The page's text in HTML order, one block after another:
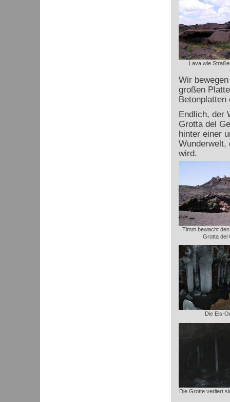
Lava wie
Wir
großen
Betonplatten
Endlich, der
Grotta del
hinter einer
Wunderwelt,
wird.
Timm bewacht
Grotta del
Die Eis-
Die Grotte verliert